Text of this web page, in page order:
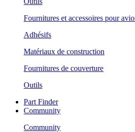
Fournitures et accessoires pour
Adhésifs
Matériaux de construction
Fournitures de couverture
Outils
Part Finder
Community
Community